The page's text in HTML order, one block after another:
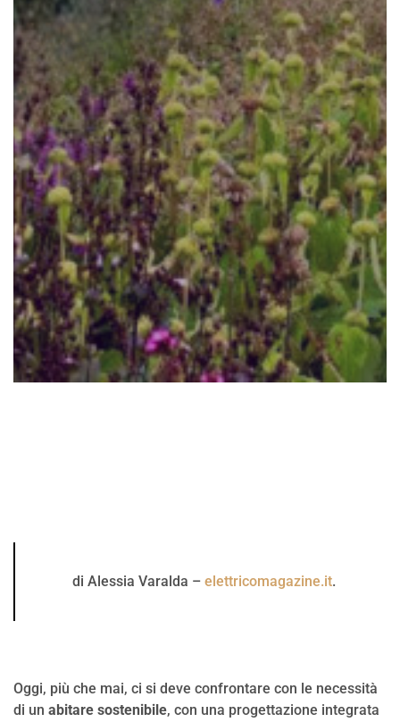
di Alessia Varalda – elettricomagazine.it.
Oggi, più che mai, ci si deve confrontare con le necessità
di un abitare sostenibile, con una progettazione integrata